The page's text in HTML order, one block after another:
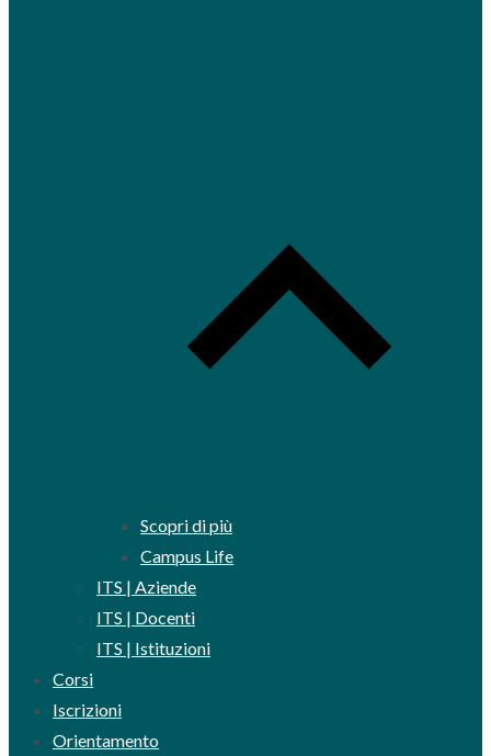
Scopri di più
Campus Life
ITS | Aziende
ITS | Docenti
ITS | Istituzioni
Corsi
Iscrizioni
Orientamento